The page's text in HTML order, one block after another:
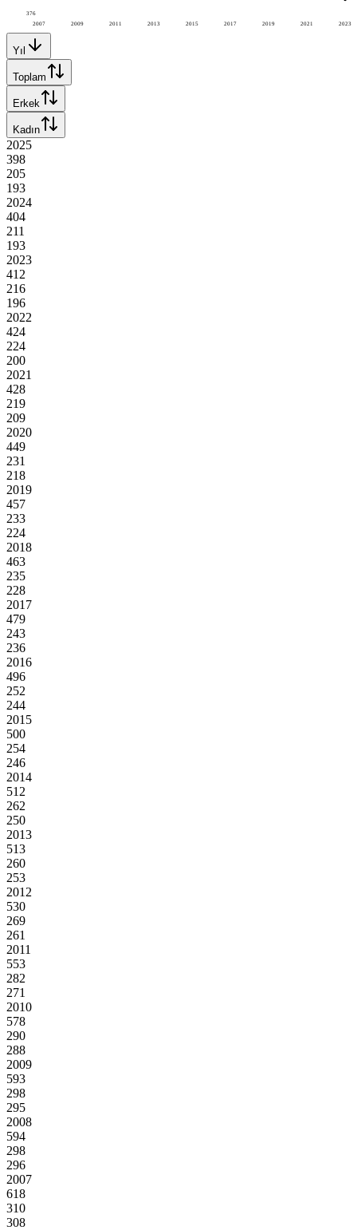
2007 2009 2011 2013 2015 2017 2019 2021 2023
376
Yıl
Toplam
Erkek
Kadın
2025
398
205
193
2024
404
211
193
2023
412
216
196
2022
424
224
200
2021
428
219
209
2020
449
231
218
2019
457
233
224
2018
463
235
228
2017
479
243
236
2016
496
252
244
2015
500
254
246
2014
512
262
250
2013
513
260
253
2012
530
269
261
2011
553
282
271
2010
578
290
288
2009
593
298
295
2008
594
298
296
2007
618
310
308